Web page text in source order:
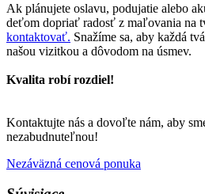
Ak plánujete oslavu, podujatie alebo
deťom dopriať radosť z maľovania na
kontaktovať. Snažíme sa, aby každá
našou vizitkou a dôvodom na úsmev.
Kvalita robí rozdiel!
Kontaktujte nás a dovoľte nám, aby
nezabudnuteľnou!
Nezáväzná cenová ponuka